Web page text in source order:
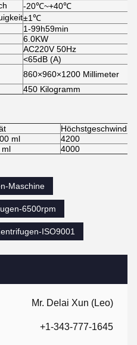
Mr. Delai Xun (Leo)
+1-343-777-1645
-20℃~+40℃
±1℃
1-99h59min
6.0KW
AC220V 50Hz
<65dB (A)
860×960×1200 Millimeter
450 Kilogramm
ml
4200
ml
4000
Maschine
6500rpm
ISO9001